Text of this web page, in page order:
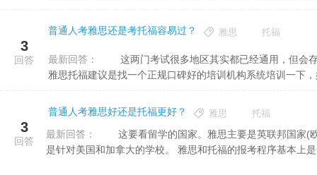
3
回答
普通人考雅思还是考托福容易过？ 雅思 托福
最新回答：
雅思托福建议是找一个正规口碑好的培训机构系统培训一下
3
回答
普通人考雅思好还是托福更好？ 雅思 托福
最新回答：
是针对美国和加拿大的学校。 雅思和托福的报考程序基本上